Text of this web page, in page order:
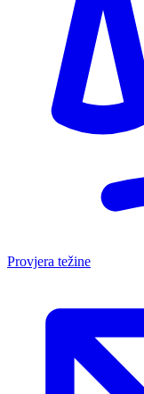
Provjera težine